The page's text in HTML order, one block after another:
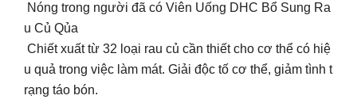
Nóng trong người đã có Viên Uống DHC Bổ Sung Ra
u Củ Qủa
Chiết xuất từ 32 loại rau củ cần thiết cho cơ thể có hiệ
u quả trong việc làm mát. Giải độc tố cơ thể, giảm tình t
rạng táo bón.